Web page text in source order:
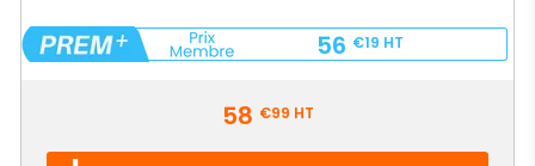
56 €19 HT
58 €99 HT